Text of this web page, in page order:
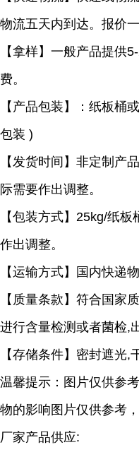
物流五天内到达。报价
【拿样】一般产品提供
费。
【产品包装】：纸板桶
包装 )
【发货时间】非定制产品
际需要作出调整。
【包装方式】 25kg/纸板
作出调整。
【运输方式】国内快递
【质量条款】符合国家
进行含量检测或者菌检,
【存储条件】密封遮光,
温馨提示：图片仅供参
物的影响图片仅供参考
厂家产品供应: